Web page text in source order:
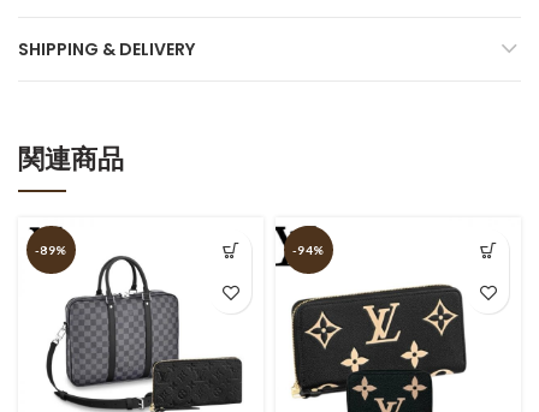
SHIPPING & DELIVERY
関連商品
-89% -94%